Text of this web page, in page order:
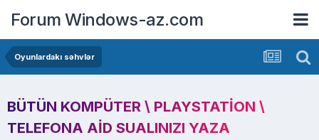
Forum Windows-az.com
Oyunlardakı səhvlər
BÜTÜN KOMPÜTER \ PLAYSTATION \
TELEFONA AID SUALINIZI YAZA